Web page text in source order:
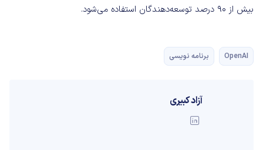
بیش از ۹۰ درصد توسعه‌دهندگان استفاده می‌شود.
OpenAI برنامه نویسی
آزاد کبیری